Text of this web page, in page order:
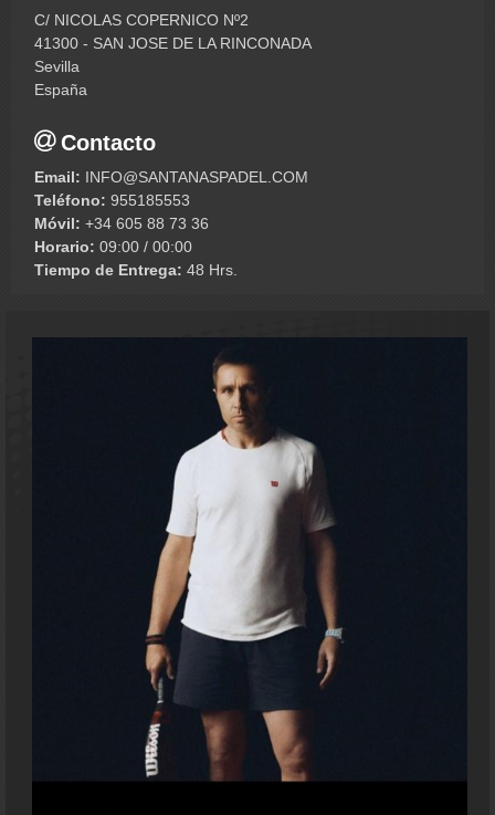
C/ NICOLAS COPERNICO Nº2
41300 - SAN JOSE DE LA RINCONADA
Sevilla
España
Contacto
Email: INFO@SANTANASPADEL.COM
Teléfono: 955185553
Móvil: +34 605 88 73 36
Horario: 09:00 / 00:00
Tiempo de Entrega: 48 Hrs.